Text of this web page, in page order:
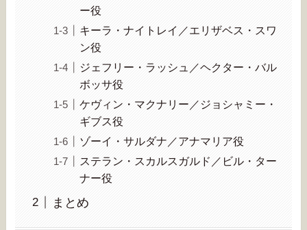
ー役
キーラ・ナイトレイ／エリザベス・スワ
ン役
ジェフリー・ラッシュ／ヘクター・バル
ボッサ役
ケヴィン・マクナリー／ジョシャミー・
ギブス役
ゾーイ・サルダナ／アナマリア役
ステラン・スカルスガルド／ビル・ター
ナー役
まとめ